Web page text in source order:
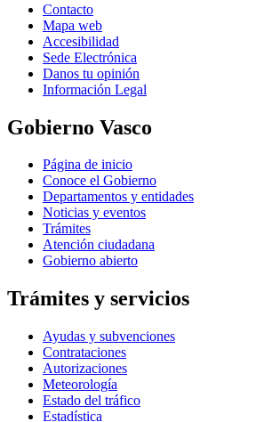
Contacto
Mapa web
Accesibilidad
Sede Electrónica
Danos tu opinión
Información Legal
Gobierno Vasco
Página de inicio
Conoce el Gobierno
Departamentos y entidades
Noticias y eventos
Trámites
Atención ciudadana
Gobierno abierto
Trámites y servicios
Ayudas y subvenciones
Contrataciones
Autorizaciones
Meteorología
Estado del tráfico
Estadística